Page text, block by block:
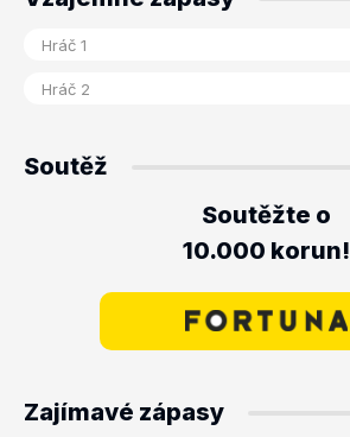
Soutěž
Soutěžte o
10.000 korun!
Zajímavé zápasy